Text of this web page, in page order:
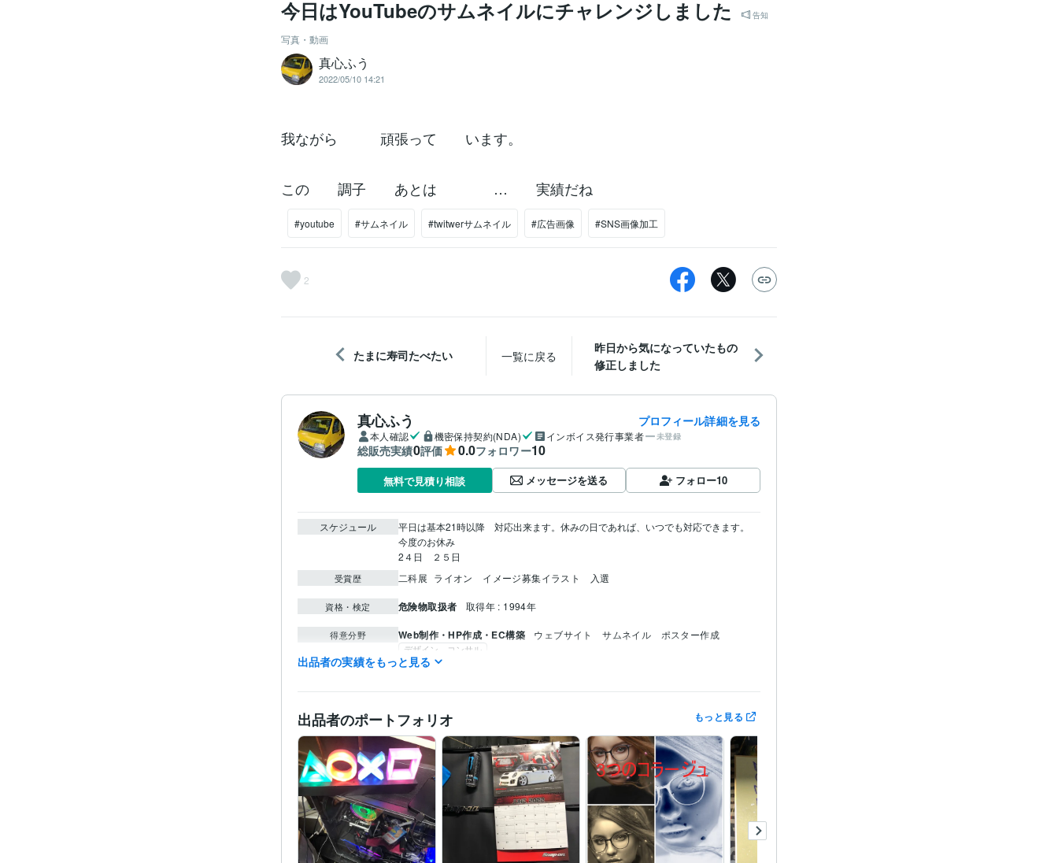
今日はYouTubeのサムネイルにチャレンジしました 告知
写真・動画
真心ふう
2022/05/10 14:21
我ながら 頑張って います。
この 調子 あとは … 実績だね
#youtube #サムネイル #twitwerサムネイル #広告画像 #SNS画像加工
2
たまに寿司たべたい 一覧に戻る
昨日から気になっていたもの
修正しました
真心ふう プロフィール詳細を見る
本人確認 機密保持契約(NDA) インボイス発行事業者 未登録
総販売実績0評価 0.0フォロワー10
無料で見積り相談 メッセージを送る フォロー10
スケジュール
平日は基本21時以降　対応出来ます。休みの日であれば、いつでも対応できます。
今度のお休み
受賞歴 二科展 ライオン　イメージ募集イラスト　入選
資格・検定 危険物取扱者 取得年 : 1994年
得意分野 Web制作・HP作成・EC構築 ウェブサイト　サムネイル　ポスター作成
デザイン コンサル
Web制作・HP作成・EC構築
ブログアフィリエイト 絵画 パソコンの組み立て 悩み解決 料理
出品者の実績をもっと見る
出品者のポートフォリオ もっと見る